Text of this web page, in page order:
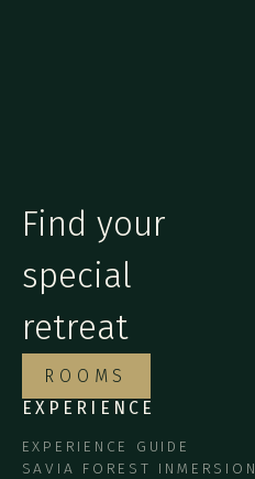
Find your
special
retreat
ROOMS
EXPERIENCE
EXPERIENCE GUIDE
SAVIA FOREST INMERSION